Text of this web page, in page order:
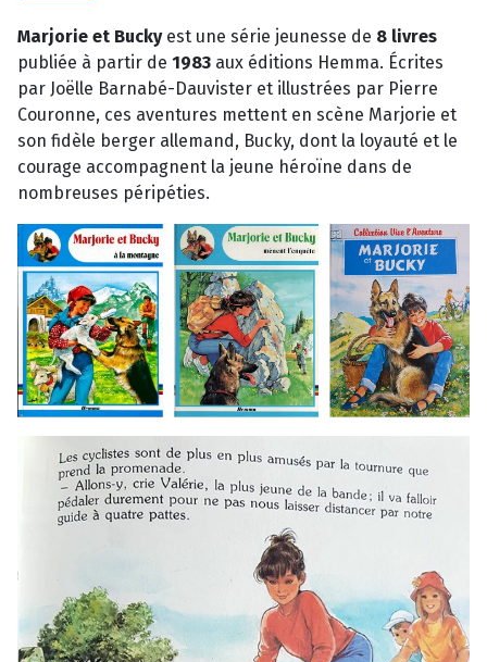
Marjorie et Buckyest une série jeunesse de 8 livres
publiée à partir de 1983 aux éditions Hemma. Écrites
par Joëlle Barnabé-Dauvister et illustrées par Pierre
Couronne, ces aventures mettent en scène Marjorie et
son fidèle berger allemand, Bucky, dont la loyauté et le
courage accompagnent la jeune héroïne dans de
nombreuses péripéties.